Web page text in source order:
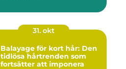
31. okt
Balayage för kort hår: Den
tidlösa hårtrenden som
fortsätter att imponera